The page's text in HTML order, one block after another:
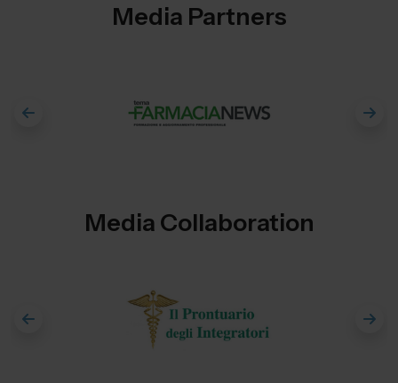
Media Partners
Media Collaboration